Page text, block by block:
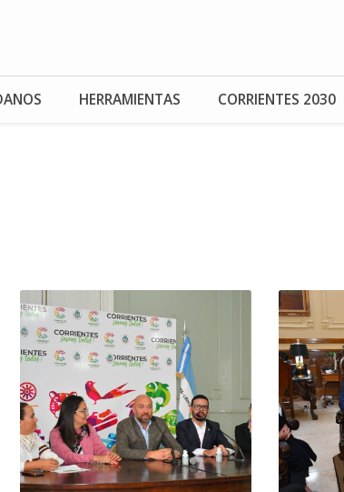
HERRAMIENTAS CORRIENTES 2030